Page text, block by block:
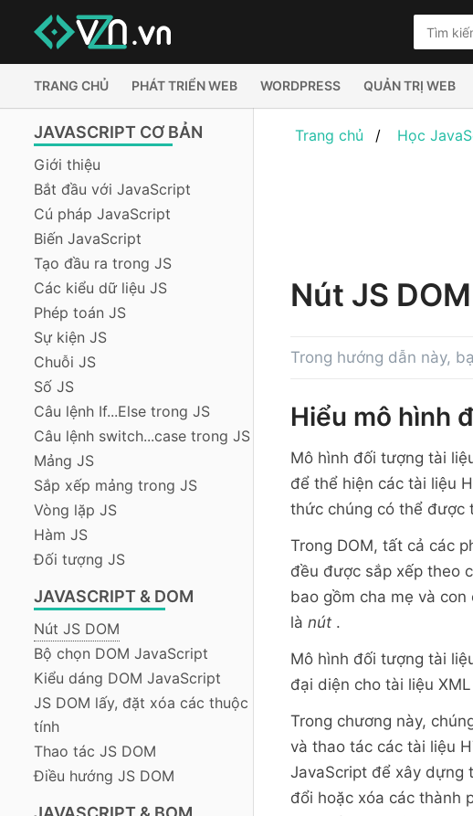
TRANG CHỦ PHÁT TRIỂN WEB WORDPRESS QUẢN TRỊ WEB
JAVASCRIPT CƠ BẢN
Giới thiệu
Bắt đầu với JavaScript
Cú pháp JavaScript
Biến JavaScript
Tạo đầu ra trong JS
Các kiểu dữ liệu JS
Phép toán JS
Sự kiện JS
Chuỗi JS
Số JS
Câu lệnh If...Else trong JS
Câu lệnh switch...case trong JS
Mảng JS
Sắp xếp mảng trong JS
Vòng lặp JS
Hàm JS
Đối tượng JS
JAVASCRIPT & DOM
Nút JS DOM
Bộ chọn DOM JavaScript
Kiểu dáng DOM JavaScript
JS DOM lấy, đặt xóa các thuộc
tính
Thao tác JS DOM
Điều hướng JS DOM
Trang chủ Học
Nút JS DOM
Trong hướng dẫn này,
Hiểu mô hình
Mô hình đối tượng tài
để thể hiện các tài liệu
thức chúng có thể được
Trong DOM, tất cả các
đều được sắp xếp theo
bao gồm cha mẹ và
là nút .
Mô hình đối tượng tài
đại diện cho tài liệu
Trong chương này,
và thao tác các tài liệu
JavaScript để xây dựng
đổi hoặc xóa các thành